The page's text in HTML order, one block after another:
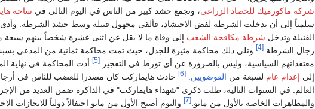
شركة ماكورميك للحصاد الزراعى، وتجمع حشد كبير من الناس في اليوم التالى في ساحة
سلمياً إلى أن تدخلت الشرطة لفض الاحتشاد، فألقى مجهول قنبلة وسط حشد الشرطة. وأدى
القنبلة وتدخل شرطة مكافحة الشغب إلى وفاة ما لا يقل عن اثنى عشرة شخصاً بينهم سبعة
رجال الشرطة. [4]
وتلى ذلك محاكمة مثيرة للجدل، حيث تمت محاكمة ثمانية من المدعى
معتقداتهم السياسية، وليس بالضرورة عن أي تورط في التفجير.
[5]
أدت المحاكمة في نهاية
إلى إعدام عام لسبعة من الفوضويين. [6]
حادث هايماركت كان مصدرا للغضب للناس في
العالم. في السنوات التالية، ظلت ذكرى "شهداء هايماركت" في الذاكرة ضمن العديد من
والمظاهرات الخاصة بالأول من مايو. [7]
واليوم أصبح الأول من مايو احتفالاً دولياً للانجازات